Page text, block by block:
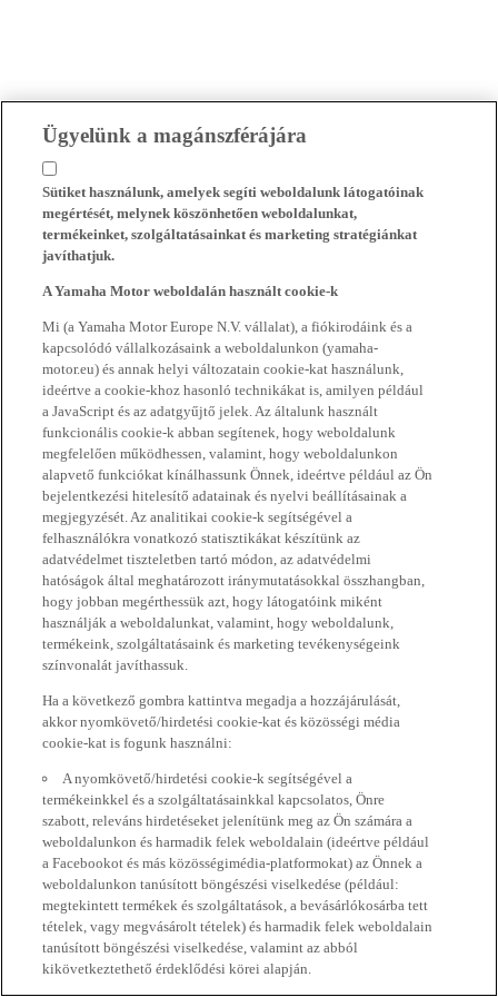
Ügyelünk a magánszférájára
Sütiket használunk, amelyek segíti weboldalunk látogatóinak
megértését, melynek köszönhetően weboldalunkat,
termékeinket, szolgáltatásainkat és marketing stratégiánkat
javíthatjuk.
A Yamaha Motor weboldalán használt cookie-k
Mi (a Yamaha Motor Europe N.V. vállalat), a fiókirodáink és a
kapcsolódó vállalkozásaink a weboldalunkon (yamaha-
motor.eu) és annak helyi változatain cookie-kat használunk,
ideértve a cookie-khoz hasonló technikákat is, amilyen például
a JavaScript és az adatgyűjtő jelek. Az általunk használt
funkcionális cookie-k abban segítenek, hogy weboldalunk
megfelelően működhessen, valamint, hogy weboldalunkon
alapvető funkciókat kínálhassunk Önnek, ideértve például az Ön
bejelentkezési hitelesítő adatainak és nyelvi beállításainak a
megjegyzését. Az analitikai cookie-k segítségével a
felhasználókra vonatkozó statisztikákat készítünk az
adatvédelmet tiszteletben tartó módon, az adatvédelmi
hatóságok által meghatározott iránymutatásokkal összhangban,
hogy jobban megérthessük azt, hogy látogatóink miként
használják a weboldalunkat, valamint, hogy weboldalunk,
termékeink, szolgáltatásaink és marketing tevékenységeink
színvonalát javíthassuk.
Ha a következő gombra kattintva megadja a hozzájárulását,
akkor nyomkövető/hirdetési cookie-kat és közösségi média
cookie-kat is fogunk használni:
A nyomkövető/hirdetési cookie-k segítségével a
termékeinkkel és a szolgáltatásainkkal kapcsolatos, Önre
szabott, releváns hirdetéseket jelenítünk meg az Ön számára a
weboldalunkon és harmadik felek weboldalain (ideértve például
a Facebookot és más közösségimédia-platformokat) az Önnek a
weboldalunkon tanúsított böngészési viselkedése (például:
megtekintett termékek és szolgáltatások, a bevásárlókosárba tett
tételek, vagy megvásárolt tételek) és harmadik felek weboldalain
tanúsított böngészési viselkedése, valamint az abból
kikövetkeztethető érdeklődési körei alapján.